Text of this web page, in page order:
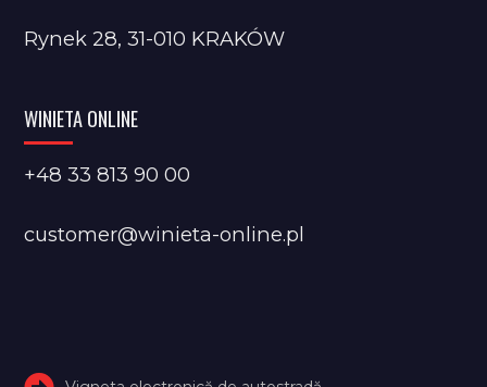
Rynek 28, 31-010 KRAKÓW
WINIETA ONLINE
+48 33 813 90 00
customer@winieta-online.pl